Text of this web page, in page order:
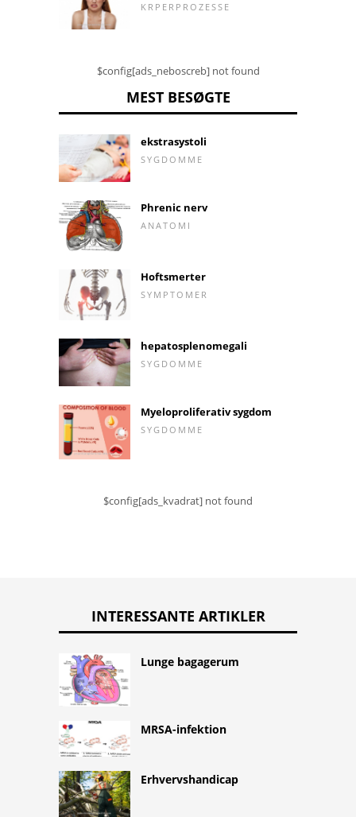
KRPERPROZESSE
$config[ads_neboscreb] not found
MEST BESØGTE
ekstrasystoli
SYGDOMME
Phrenic nerv
ANATOMI
Hoftsmerter
SYMPTOMER
hepatosplenomegali
SYGDOMME
Myeloproliferativ sygdom
SYGDOMME
$config[ads_kvadrat] not found
INTERESSANTE ARTIKLER
Lunge bagagerum
MRSA-infektion
Erhvervshandicap